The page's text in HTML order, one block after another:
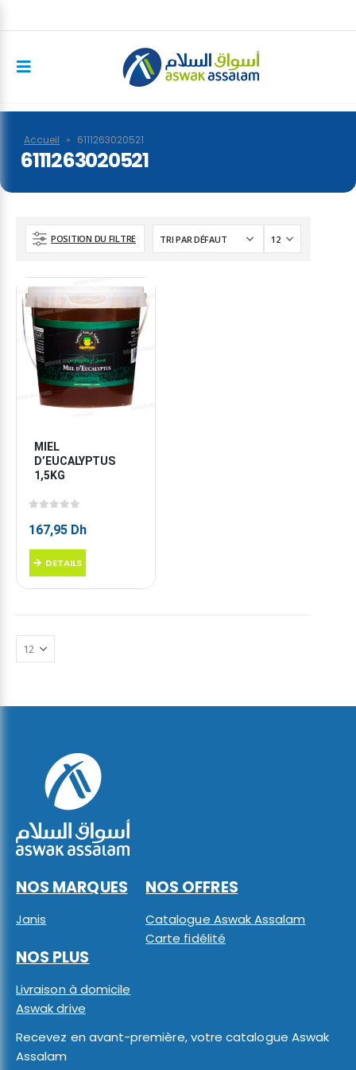
Accueil » 6111263020521
6111263020521
POSITION DU FILTRE
MIEL
D’EUCALYPTUS
1,5KG
167,95 Dh
DETAILS
NOS MARQUES
Janis
NOS OFFRES
Catalogue Aswak Assalam
Carte fidélité
NOS PLUS
Livraison à domicile
Aswak drive
Recevez en avant-première, votre catalogue Aswak
Assalam